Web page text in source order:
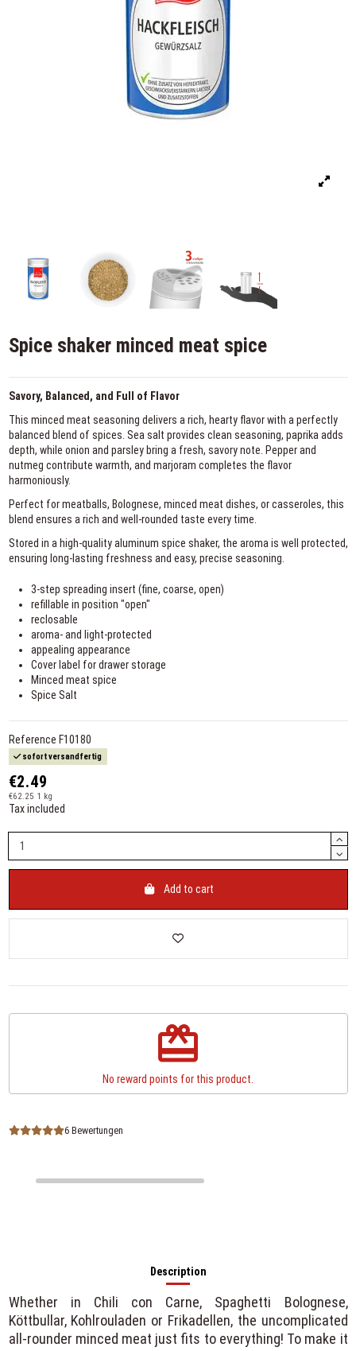
Spice shaker minced meat spice
Savory, Balanced, and Full of Flavor
This minced meat seasoning delivers a rich, hearty flavor with a perfectly
balanced blend of spices. Sea salt provides clean seasoning, paprika adds
depth, while onion and parsley bring a fresh, savory note. Pepper and
nutmeg contribute warmth, and marjoram completes the flavor
harmoniously.
Perfect for meatballs, Bolognese, minced meat dishes, or casseroles, this
blend ensures a rich and well-rounded taste every time.
Stored in a high-quality aluminum spice shaker, the aroma is well protected,
ensuring long-lasting freshness and easy, precise seasoning.
3-step spreading insert (fine, coarse, open)
refillable in position "open"
reclosable
aroma- and light-protected
appealing appearance
Cover label for drawer storage
Minced meat spice
Spice Salt
Reference F10180
sofort versandfertig
€2.49
€62.25 1 kg
Tax included
Add to cart
redeem
No reward points for this product.
6 Bewertungen
Description
Whether in Chili con Carne, Spaghetti Bolognese,
Köttbullar, Kohlrouladen or Frikadellen, the uncomplicated
all-rounder minced meat just fits to everything! To make it